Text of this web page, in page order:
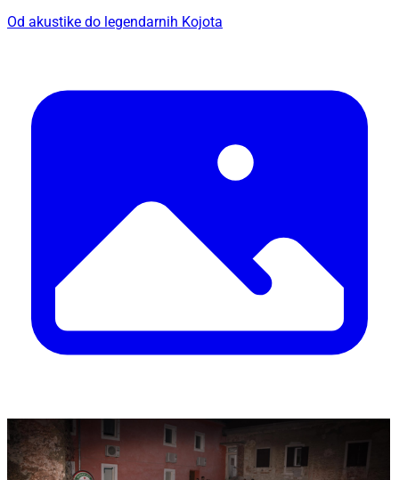
Od akustike do legendarnih Kojota